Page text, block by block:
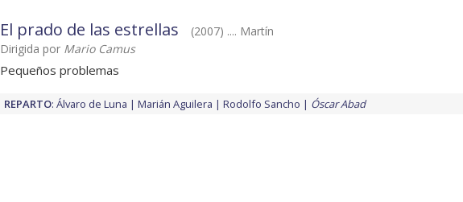
El prado de las estrellas
(2007) .... Martín
Dirigida por Mario Camus
Pequeños problemas
REPARTO: Álvaro de Luna Marián Aguilera Rodolfo Sancho Óscar Abad